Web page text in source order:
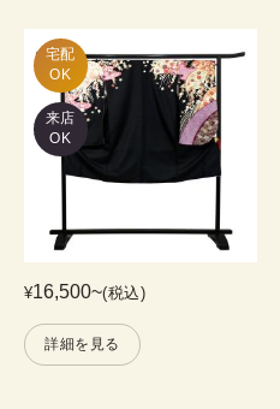
宅配
OK
来店
OK
¥16,500~(税込)
詳細を見る